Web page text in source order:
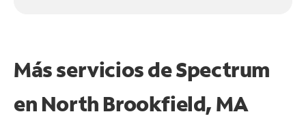
Más servicios de Spectrum
en North Brookfield, MA